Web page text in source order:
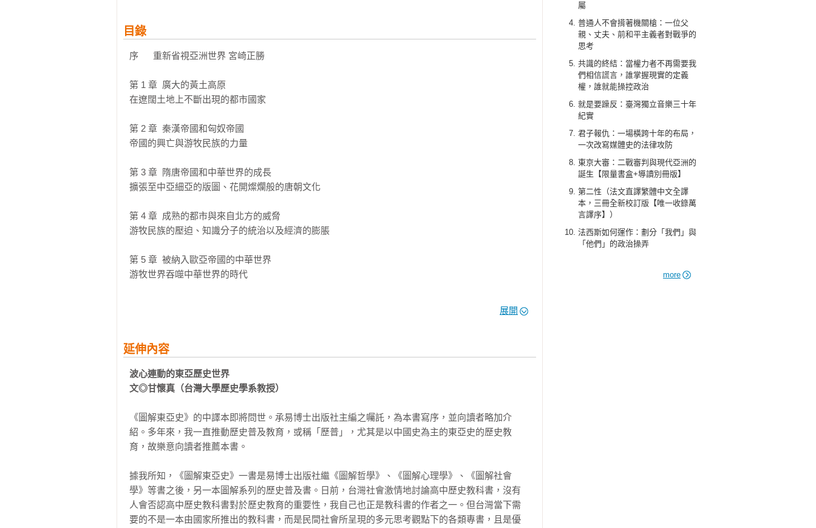
屬
普通人不會揹著機關槍：一位父
親、丈夫、前和平主義者對戰爭的
思考
共識的終結：當權力者不再需要我
們相信謊言，誰掌握現實的定義
權，誰就能操控政治
就是要躁反：臺灣獨立音樂三十年
紀實
君子報仇：一場橫跨十年的布局，
一次改寫媒體史的法律攻防
東京大審：二戰審判與現代亞洲的
誕生【限量書盒+導讀別冊版】
第二性（法文直譯繁體中文全譯
本，三冊全新校訂版【唯一收錄萬
言譯序】）
法西斯如何運作：劃分「我們」與
「他們」的政治操弄
more
目錄
序      重新省視亞洲世界 宮崎正勝
第 1 章  廣大的黃土高原
在遼闊土地上不斷出現的都市國家
第 2 章  秦漢帝國和匈奴帝國
帝國的興亡與游牧民族的力量
第 3 章  隋唐帝國和中華世界的成長
擴張至中亞細亞的版圖、花開燦爛般的唐朝文化
第 4 章  成熟的都市與來自北方的威脅
游牧民族的壓迫、知識分子的統治以及經濟的膨脹
第 5 章  被納入歐亞帝國的中華世界
游牧世界吞噬中華世界的時代
第 7 章  清朝帝國和歐洲入侵
第 8 章  民族主義的興起
第 9 章  世界大戰和改變了樣貌的東亞
利用社會主義復活的中華秩序
第 10 章  朝向全球化革命的時代
二十一世紀的東亞將如何演變？
展開
延伸內容
波心連動的東亞歷史世界
文◎甘懷真（台灣大學歷史學系教授）
《圖解東亞史》的中譯本即將問世。承易博士出版社主編之囑託，為本書寫序，並向讀者略加介
紹。多年來，我一直推動歷史普及教育，或稱「歷普」，尤其是以中國史為主的東亞史的歷史教
育，故樂意向讀者推薦本書。
據我所知，《圖解東亞史》一書是易博士出版社繼《圖解哲學》、《圖解心理學》、《圖解社會
學》等書之後，另一本圖解系列的歷史普及書。日前，台灣社會激情地討論高中歷史教科書，沒有
人會否認高中歷史教科書對於歷史教育的重要性，我自己也正是教科書的作者之一。但台灣當下需
要的不是一本由國家所推出的教科書，而是民間社會所呈現的多元思考觀點下的各類專書，且是優